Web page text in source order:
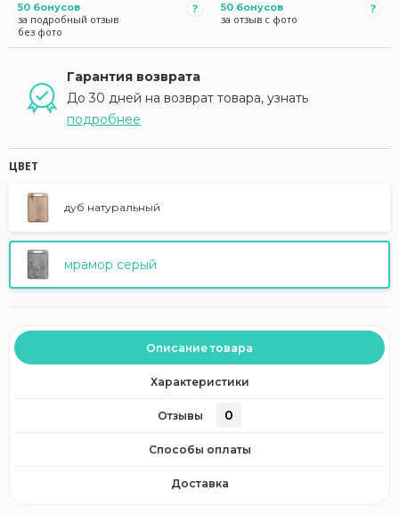
50 бонусов
за подробный отзыв
без фото
50 бонусов
за отзыв с фото
Гарантия возврата
До 30 дней на возврат товара, узнать
подробнее
ЦВЕТ
дуб натуральный
мрамор серый
Описание товара
Характеристики
Отзывы 0
Способы оплаты
Доставка